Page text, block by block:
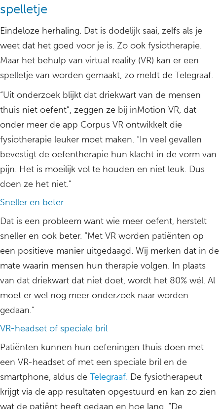
spelletje
Eindeloze herhaling. Dat is dodelijk saai, zelfs als je
weet dat het goed voor je is. Zo ook fysiotherapie.
Maar het behulp van virtual reality (VR) kan er een
spelletje van worden gemaakt, zo meldt de Telegraaf.
“Uit onderzoek blijkt dat driekwart van de mensen
thuis niet oefent”, zeggen ze bij inMotion VR, dat
onder meer de app Corpus VR ontwikkelt die
fysiotherapie leuker moet maken. “In veel gevallen
bevestigt de oefentherapie hun klacht in de vorm van
pijn. Het is moeilijk vol te houden en niet leuk. Dus
doen ze het niet.”
Sneller en beter
Dat is een probleem want wie meer oefent, herstelt
sneller en ook beter. “Met VR worden patiënten op
een positieve manier uitgedaagd. Wij merken dat in de
mate waarin mensen hun therapie volgen. In plaats
van dat driekwart dat niet doet, wordt het 80% wél. Al
moet er wel nog meer onderzoek naar worden
gedaan.”
VR-headset of speciale bril
Patiënten kunnen hun oefeningen thuis doen met
een VR-headset of met een speciale bril en de
smartphone, aldus de Telegraaf. De fysiotherapeut
krijgt via de app resultaten opgestuurd en kan zo zien
wat de patiënt heeft gedaan en hoe lang. “De